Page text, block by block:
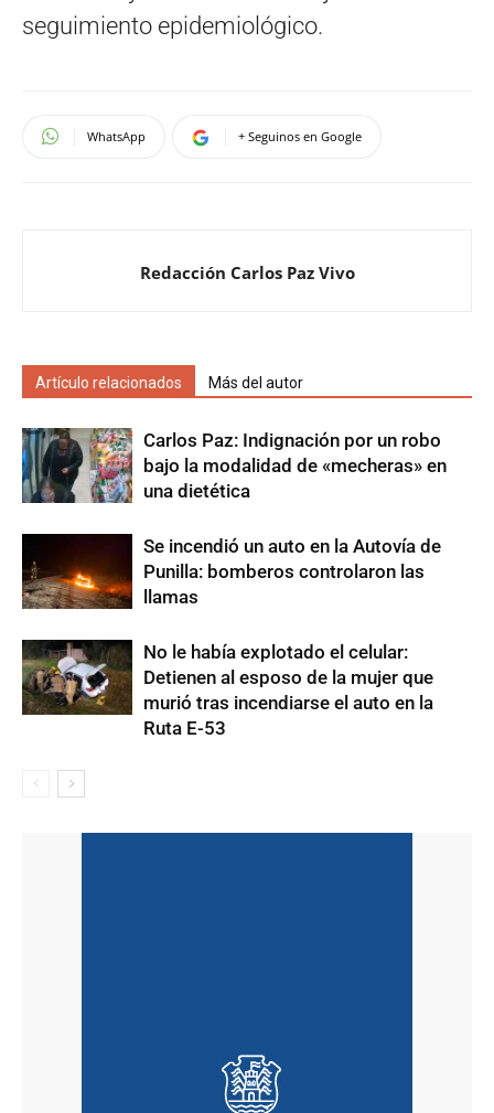
seguimiento epidemiológico.
WhatsApp + Seguinos en Google
Redacción Carlos Paz Vivo
Artículo relacionados Más del autor
Carlos Paz: Indignación por un robo
bajo la modalidad de «mecheras» en
una dietética
Se incendió un auto en la Autovía de
Punilla: bomberos controlaron las
llamas
No le había explotado el celular:
Detienen al esposo de la mujer que
murió tras incendiarse el auto en la
Ruta E-53